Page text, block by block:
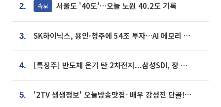
2. 속보 서울도 '40도'…오늘 노원 40.2도 기록
3. SK하이닉스, 용인·청주에 54조 투자…AI 메모리 생산기지 키운다
4. [특징주] 반도체 온기 탄 2차전지...삼성SDI, 장 초반 7% 넘게 껑충
5. '2TV 생생정보' 오늘방송맛집- 배우 강성진 단골! 쌀국수ㆍ푸팟퐁 커리 맛집 '블○○○'